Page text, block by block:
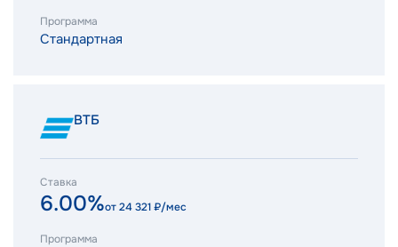
Программа
Стандартная
ВТБ
Ставка
6.00%от24 321₽/мес
Программа